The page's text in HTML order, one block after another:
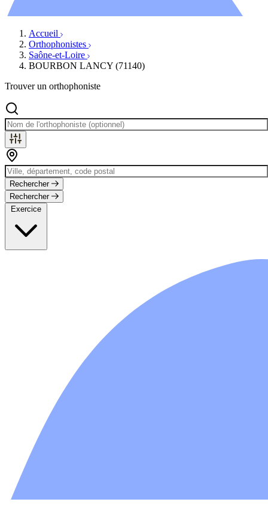
Accueil
Orthophonistes
Saône-et-Loire
BOURBON LANCY (71140)
Trouver un orthophoniste
Rechercher
Rechercher
Exercice